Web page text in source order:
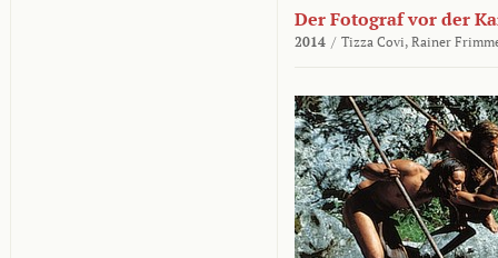
Der Fotograf vor der
2014 / Tizza Covi, Rainer